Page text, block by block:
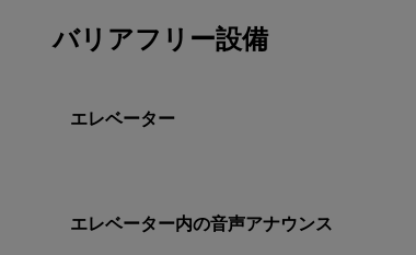
バリアフリー設備
エレベーター
エレベーター内の音声アナウンス